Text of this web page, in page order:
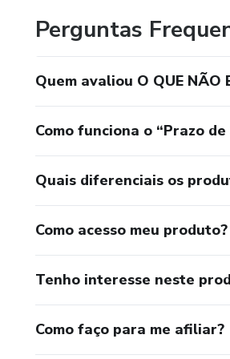
Perguntas
Quem avaliou O QUE NÃO
Como funciona o “Prazo
Quais diferenciais os
Como acesso meu produto?
Tenho interesse neste
Como faço para me afiliar?